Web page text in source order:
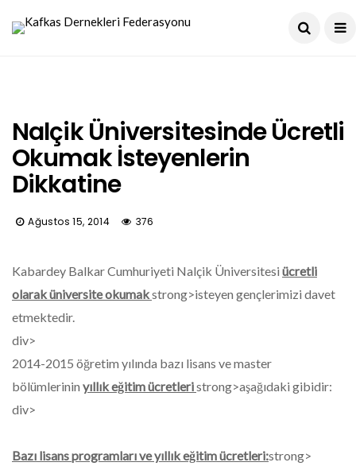
Nalçik Üniversitesinde Ücretli
Okumak İsteyenlerin
Dikkatine
Ağustos 15, 2014 376
Kabardey Balkar Cumhuriyeti Nalçik Üniversitesi ücretli
olarak üniversite okumakstrong>isteyen gençlerimizi davet
etmektedir.
div>
2014-2015 öğretim yılında bazı lisans ve master
bölümlerinin yıllık eğitim ücretleristrong>aşağıdaki gibidir:
div>
Bazı lisans programları ve yıllık eğitim ücretleri:strong>
××××××××××××××××××××××××××××××××